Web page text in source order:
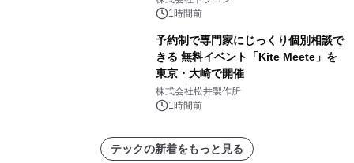
1時間前
予約制で専門家にじっくり個別相談で
きる 無料イベント「Kite Meete」を
東京・大崎で開催
株式会社松井製作所
1時間前
テックの新着をもっと見る